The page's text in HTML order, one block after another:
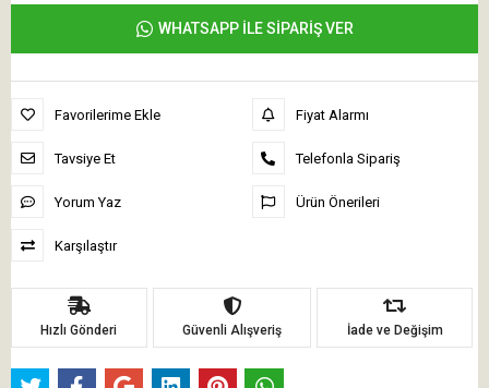
WHATSAPP İLE SİPARİŞ VER
Favorilerime Ekle
Tavsiye Et
Yorum Yaz
Karşılaştır
Fiyat Alarmı
Telefonla Sipariş
Ürün Önerileri
Hızlı Gönderi Güvenli Alışveriş İade ve Değişim